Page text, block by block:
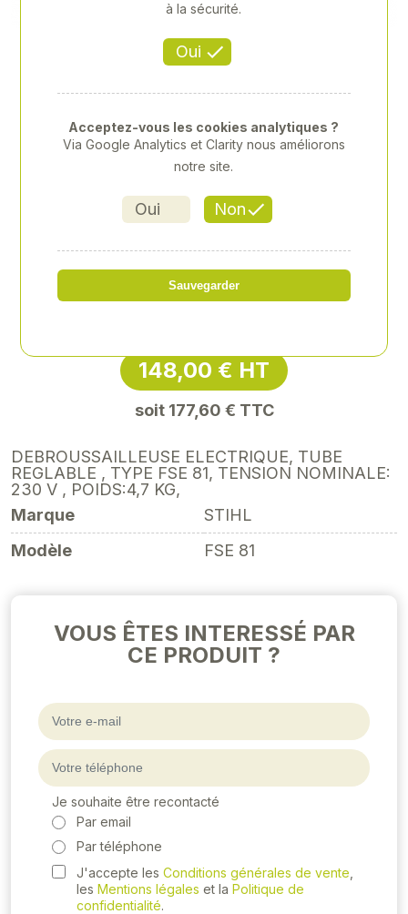
STIHL - FSE 81
148,00 € HT
soit 177,60 € TTC
DEBROUSSAILLEUSE ELECTRIQUE, TUBE
REGLABLE , TYPE FSE 81, TENSION NOMINALE:
230 V , POIDS:4,7 KG,
Marque
STIHL
Modèle
FSE 81
VOUS ÊTES INTERESSÉ PAR
CE PRODUIT ?
Je souhaite être recontacté
Par email
Par téléphone
J'accepte les Conditions générales de vente
les Mentions légales et la Politique de
confidentialité.
Oui
à la sécurité.
Oui Non
Acceptez-vous les cookies analytiques ?
Via Google Analytics et Clarity nous améliorons
notre site.
Sauvegarder